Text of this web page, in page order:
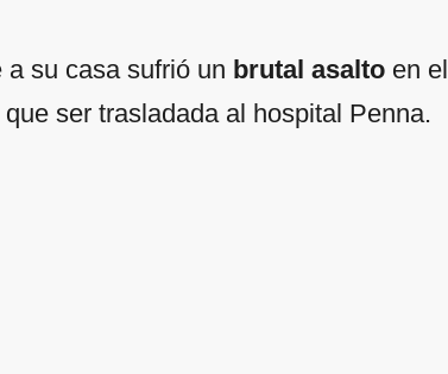
su casa sufrió un brutal asalto en el
ser trasladada al hospital Penna.